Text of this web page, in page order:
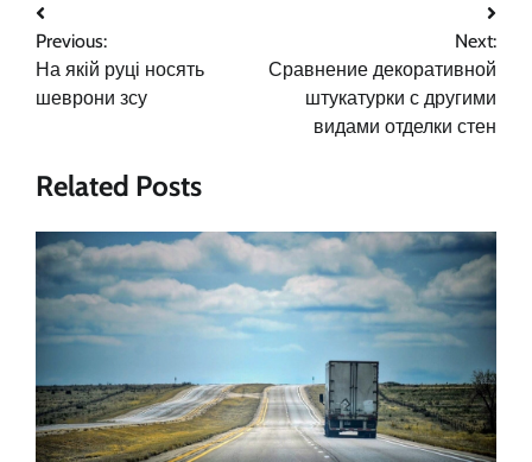
Навигация
по
записям
Previous:
На якій руці носять
шеврони зсу
Next:
Сравнение декоративной
штукатурки с другими
видами отделки стен
Related Posts